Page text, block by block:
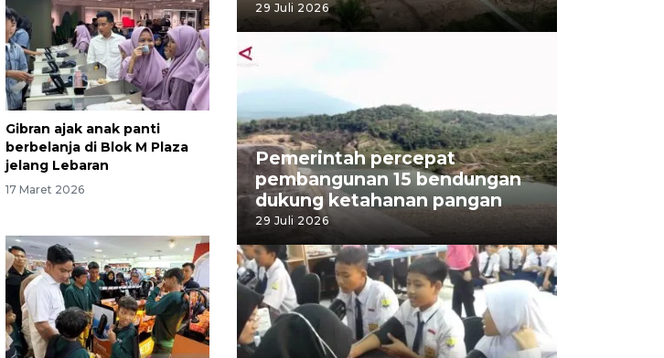
Gibran ajak anak panti
berbelanja di Blok M Plaza
jelang Lebaran
17 Maret 2026
29 Juli 2026
Pemerintah percepat
pembangunan 15 bendungan
dukung ketahanan pangan
29 Juli 2026